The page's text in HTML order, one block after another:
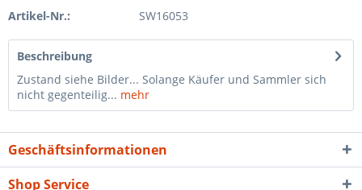
Artikel-Nr.: SW16053
Beschreibung
Zustand siehe Bilder... Solange Käufer und Sammler sich
nicht gegenteilig... mehr
Geschäftsinformationen
Shop Service